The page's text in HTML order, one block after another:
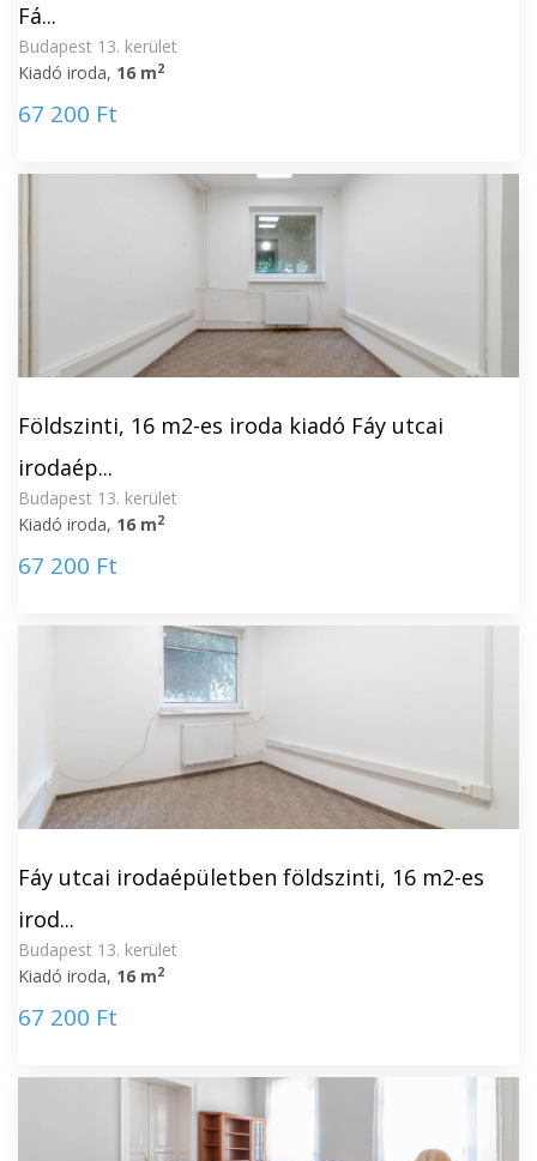
Fá...
Budapest 13. kerület
Kiadó iroda, 16 m2
67 200 Ft
Földszinti, 16 m2-es iroda kiadó Fáy utcai
irodaép...
Budapest 13. kerület
Kiadó iroda, 16 m2
67 200 Ft
Fáy utcai irodaépületben földszinti, 16 m2-es
irod...
Budapest 13. kerület
Kiadó iroda, 16 m2
67 200 Ft